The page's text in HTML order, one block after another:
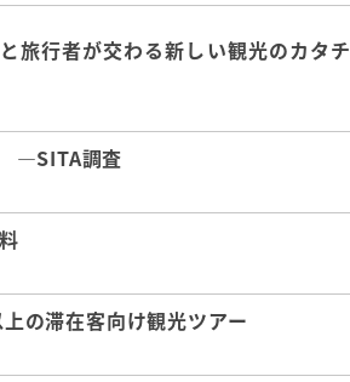
旅行者が交わる新しい観光のカタチ
―SITA調査
の滞在客向け観光ツアー